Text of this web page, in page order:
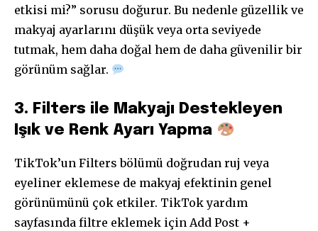
etkisi mi?” sorusu doğurur. Bu nedenle güzellik ve
makyaj ayarlarını düşük veya orta seviyede
tutmak, hem daha doğal hem de daha güvenilir bir
görünüm sağlar.
3. Filters ile Makyajı Destekleyen
Işık ve Renk Ayarı Yapma
TikTok’un Filters bölümü doğrudan ruj veya
eyeliner eklemese de makyaj efektinin genel
görünümünü çok etkiler. TikTok yardım
sayfasında filtre eklemek için Add Post +